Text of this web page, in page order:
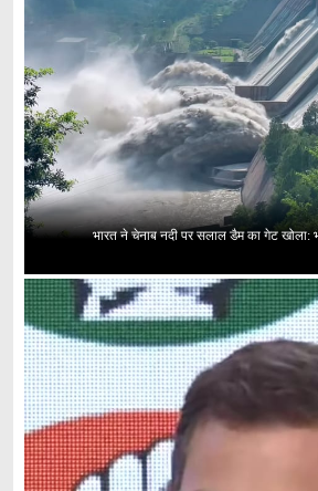
भारत ने चेनाब नदी पर सलाल डैम का गेट खोला: